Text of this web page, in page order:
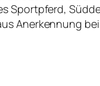
Anerkennung